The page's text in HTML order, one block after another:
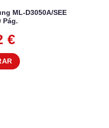
ML-D3050A/SEE
Pág.
€